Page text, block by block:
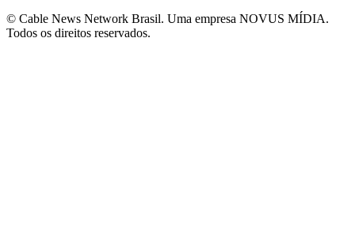
© Cable News Network Brasil. Uma empresa NOVUS MÍDIA.
Todos os direitos reservados.